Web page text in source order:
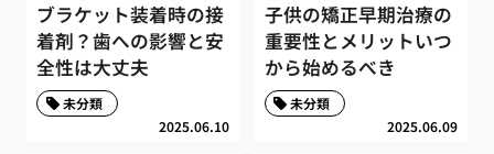
ブラケット装着時の接
着剤？歯への影響と安
全性は大丈夫
2025.06.10
未分類
子供の矯正早期治療の
重要性とメリットいつ
から始めるべき
2025.06.09
未分類